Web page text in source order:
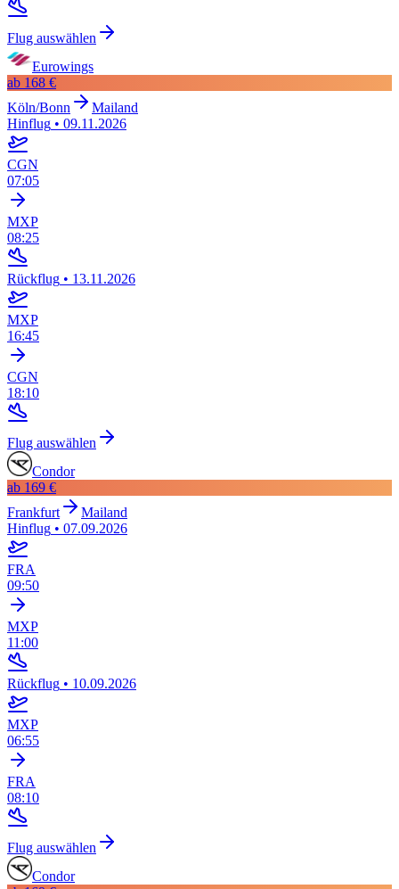
Flug auswählen
Eurowings
ab 168 €
Köln/Bonn
Mailand
Hinflug • 09.11.2026
CGN
07:05
MXP
08:25
Rückflug • 13.11.2026
MXP
16:45
CGN
18:10
Flug auswählen
Condor
ab 169 €
Frankfurt
Mailand
Hinflug • 07.09.2026
FRA
09:50
MXP
11:00
Rückflug • 10.09.2026
MXP
06:55
FRA
08:10
Flug auswählen
Condor